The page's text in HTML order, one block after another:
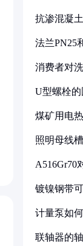
抗渗混凝
法兰PN25
消费者对
U型螺栓
煤矿用电
照明母线
A516Gr70
镀镍钢带
计量泵如
联轴器的